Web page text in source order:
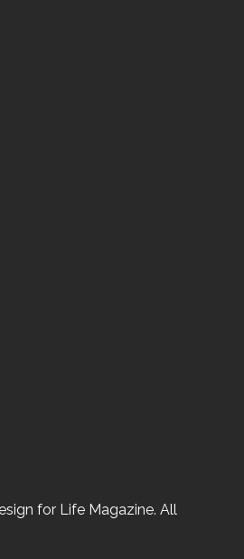
for Life Magazine. All